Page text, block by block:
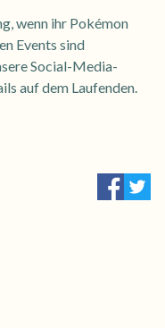
wenn ihr Pokémon
Events sind
Social-Media-
auf dem Laufenden.